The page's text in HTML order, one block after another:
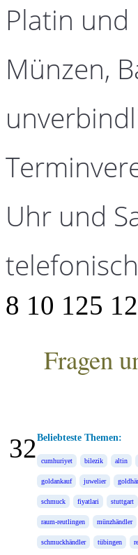
Platin und
Münzen,
Uhr und
8 10 125
Fragen
Beliebteste Themen:
cumhuriyet bilezik altin
goldankauf juwelier
schmuck fiyatlari stuttgart
raum-reutlingen münzhändler
schmuckhändler tübingen
32